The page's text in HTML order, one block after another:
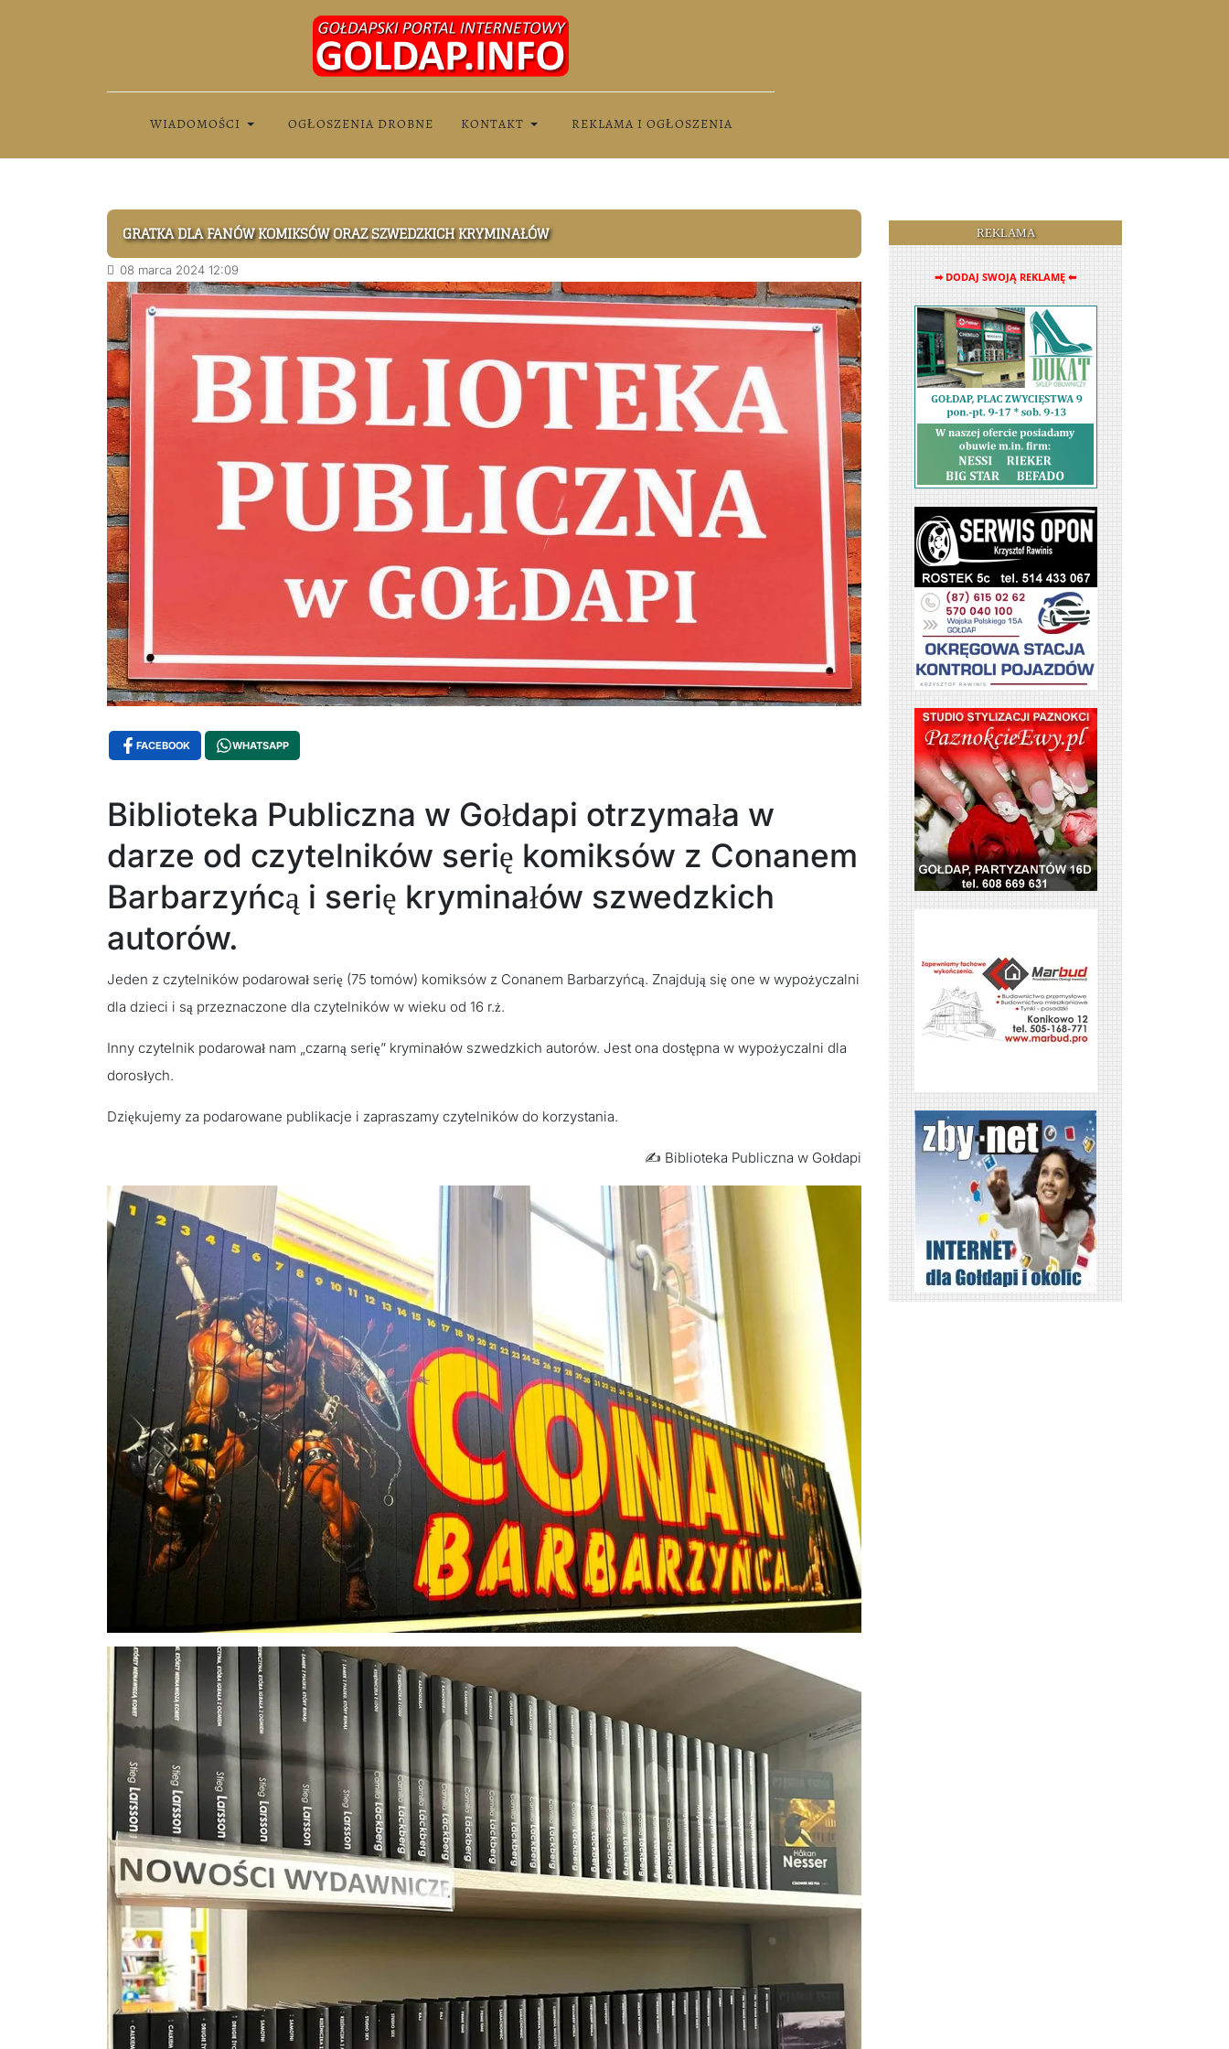
WIADOMOŚCI OGŁOSZENIA DROBNE KONTAKT REKLAMA I OGŁOSZENIA
GRATKA DLA FANÓW KOMIKSÓW ORAZ SZWEDZKICH KRYMINAŁÓW
08 marca 2024 12:09
FACEBOOK WHATSAPP
Biblioteka Publiczna w Gołdapi otrzymała w
darze od czytelników serię komiksów z Conanem
Barbarzyńcą i serię kryminałów szwedzkich
autorów.
Jeden z czytelników podarował serię (75 tomów) komiksów z Conanem Barbarzyńcą. Znajdują się one w wypożyczalni
dla dzieci i są przeznaczone dla czytelników w wieku od 16 r.ż.
Inny czytelnik podarował nam „czarną serię” kryminałów szwedzkich autorów. Jest ona dostępna w wypożyczalni dla
dorosłych.
Dziękujemy za podarowane publikacje i zapraszamy czytelników do korzystania.
✍️ Biblioteka Publiczna w Gołdapi
REKLAMA
➡ DODAJ SWOJĄ REKLAMĘ ⬅